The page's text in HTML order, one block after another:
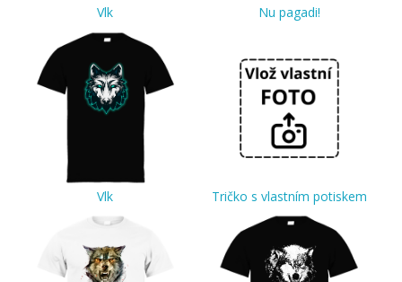
Vlk Nu pagadi!
Vlk Tričko s vlastním potiskem